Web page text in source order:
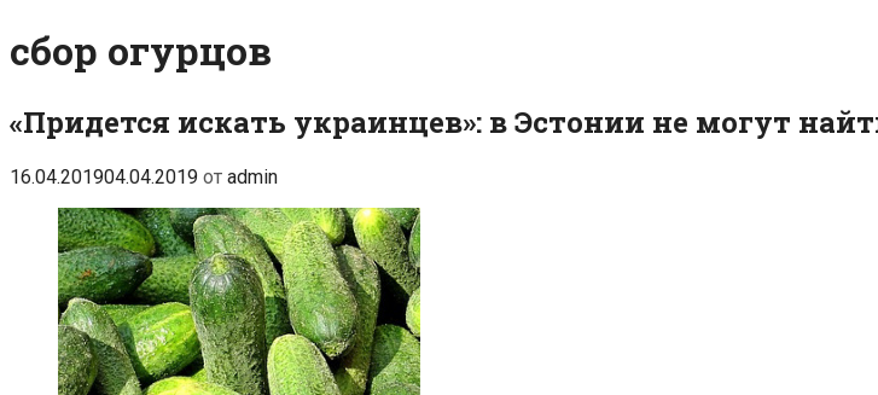
сбор огурцов
«Придется искать украинцев»: в Эстонии не могут
16.04.201904.04.2019 от admin